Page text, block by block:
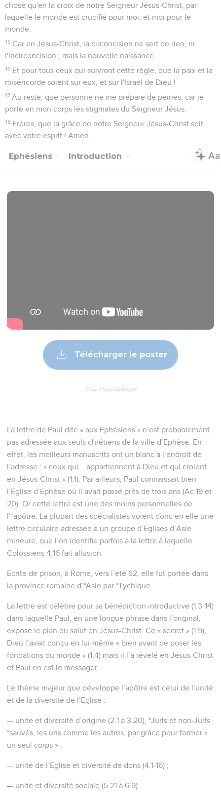
chose qu'en la croix de notre Seigneur Jésus-Christ, par
laquelle le monde est crucifié pour moi, et moi pour le
monde.
15 Car en Jésus-Christ, la circoncision ne sert de rien, ni
l'incirconcision ; mais la nouvelle naissance.
16 Et pour tous ceux qui suivront cette règle, que la paix et la
miséricorde soient sur eux, et sur l'Israël de Dieu !
17 Au reste, que personne ne me prépare de peines, car je
porte en mon corps les stigmates du Seigneur Jésus.
18 Frères, que la grâce de notre Seigneur Jésus-Christ soit
avec votre esprit ! Amen.
Ephésiens Introduction
Télécharger le poster
© Le Projet Biblique
La lettre de Paul dite « aux Ephésiens » n’est probablement
pas adressée aux seuls chrétiens de la ville d’Ephèse. En
effet, les meilleurs manuscrits ont un blanc à l’endroit de
l’adresse : « ceux qui... appartiennent à Dieu et qui croient
en Jésus-Christ » (1.1). Par ailleurs, Paul connaissait bien
l’Eglise d’Ephèse où il avait passé près de trois ans (Ac 19 et
20). Or cette lettre est une des moins personnelles de
l’*apôtre. La plupart des spécialistes voient donc en elle une
lettre circulaire adressée à un groupe d’Eglises d’Asie
mineure, que l’on identifie parfois à la lettre à laquelle
Colossiens 4.16 fait allusion.
Ecrite de prison, à Rome, vers l’été 62, elle fut portée dans
la province romaine d’*Asie par *Tychique.
La lettre est célèbre pour sa bénédiction introductive (1.3-14)
dans laquelle Paul, en une longue phrase dans l’original,
expose le plan du salut en Jésus-Christ. Ce « secret » (1.9),
Dieu l’avait conçu en lui-même « bien avant de poser les
fondations du monde » (1.4) mais il l’a révélé en Jésus-Christ
et Paul en est le messager.
Le thème majeur que développe l’apôtre est celui de l’unité
et de la diversité de l’Eglise :
— unité et diversité d’origine (2.1 à 3.20), *Juifs et non-Juifs
*sauvés, les uns comme les autres, par grâce pour former «
un seul corps » ;
— unité de l’Eglise et diversité de dons (4.1-16) ;
— unité et diversité sociale (5.21 à 6.9).